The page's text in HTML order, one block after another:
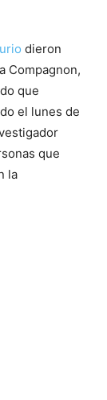
dieron
Compagnon,
que
el lunes de
que
la